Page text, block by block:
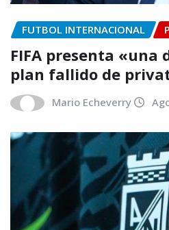
FUTBOL INTERNACIONAL
FIFA presenta «una
plan fallido de
Mario Echeverry